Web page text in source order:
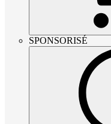
SPONSORISÉ